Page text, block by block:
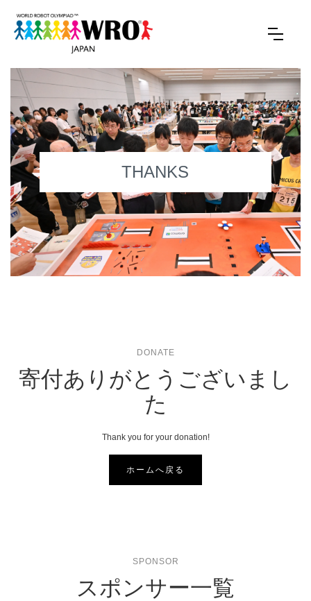
THANKS
DONATE
寄付ありがとうございまし
た
Thank you for your donation!
ホームへ戻る
SPONSOR
スポンサー一覧